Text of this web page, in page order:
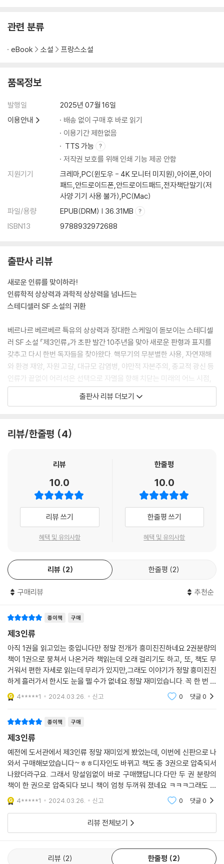
관련 분류
eBook 소설 프랑스소설
품목정보
발행일
2025년 07월 16일
이용안내
배송 없이 구매 후 바로 읽기
이용기간 제한없음
TTS 가능
저작권 보호를 위해 인쇄 기능 제공 안함
지원기기
크레마,PC(윈도우 - 4K 모니터 미지원),아이폰,아이
패드,안드로이드폰,안드로이드패드,전자책단말기(저
사양 기기 사용 불가),PC(Mac)
파일/용량
EPUB(DRM) | 36.31MB
ISBN13
9788932972688
출판사 리뷰
새로운 인류를 맞이하라!
인류학적 상상력과 과학적 상상력을 넘나드는
스테디셀러 SF 소설의 귀환
베르나르 베르베르 특유의 상상력과 장대한 스케일이 돋보이는 스테디셀
러 SF 소설 『제3인류』가 초판 발간 10주년을 맞아 새로운 판형과 표지를
갖추고 다시 한번 독자들을 찾아왔다. 핵무기의 무분별한 사용, 자연재해
와 환경 재앙, 자원 고갈, 대규모 감염병, 야만적 자본주의, 종교적 광신 등
인류가 끝없이 어리석은 선택으로 자멸을 향해 치닫는 미래의 어느 시점,
기상천외한 시도로 그 위기를 넘어서려는 일군의 과학자들이 있다. 그들은
인류가 살아남기 위해서는 생물학적으로 진화해야 한다는 믿음을 갖고 있
으로 나뉘어 있던 책을 각 부에 따라 총 3권으로 합본했다. 본문 또한 그간
현생 인류가 새로운 인류를 만든다면
우리 앞에 벌어질 일은 무엇인가
작품은 시작부터 심상치 않다. 첫머리에서 소설의 시간적 무대를 〈당신이
라는 상대적 시점으로 선언하고, 현 인류가 문명을 이룩한 첫 번째 인류가
아니었다고 선언하며 시작한다. 첫 번째 인류는 키가 17미터에 달하는 초
거인들이었으며, 고도의 문명을 이룩했던 그들이 오늘의 우리, 현재의 인
류를 창조했다는 것이다.
한편, 파리에서는 대통령 직속 비밀 기관의 지원을 받는 과학자들이 황폐
한 환경과 방사능 속에서도 살아남을 신종 인간을 탄생시키려는 비밀 프로
젝트를 추진하고 있다. 진화가 소형화의 방향으로 진행된다고 믿는 생물학
자 다비드 웰스, 여성화가 인류의 미래라고 믿는 내분비학자 오로르 카메
러가 그 연구의 중심에 서 있다. 이들이 탄생시키려 하는 인류는 크기로는
초소형, 성별로는 여성이 대다수인 새로운 인간이다. 이름하여 〈에마슈〉.
초소형 인간을 가리키는 Micro-Humains의 두문자 M(엠), H(아슈)를
프랑스식으로 읽은 작명이다.
베르베르는 이 에마슈들이 인간의 손에 의해 창조된다면 어떤 일이 벌어질
지, 이들의 사회는 어떤 모습일지, 인간과의 관계는 어떻게 될지 거대한 규
모의 상상 세계를 흥미롭게 펼쳐 보인다. 이 에마슈들의 아버지 다비드 웰
스는 베르베르의 대표작 『개미』의 중심인물 에드몽 웰스의 증손자다. 작은
생물의 시각으로 인간을 바라본 작품과 묘한 내적 연결을 만들어 낸 점이
의미심장하게 읽힌다.
유머 속에 담아낸
인류 문명에 대한 반성적 성찰
〈다른 시선으로 인간을 바라보기〉라는 베르베르의 줄기찬 문학적 지향은
이 작품에서도 나타난다. 베르베르는 이 작품 속에서, 여전히 미성숙한 존
출판사 리뷰 더보기
리뷰/한줄평 4
리뷰
10.0
리뷰 쓰기
혜택 및 유의사항
한줄평
10.0
한줄평 쓰기
혜택 및 유의사항
리뷰 2 한줄평 2
구매리뷰 추천순
종이책 구매
제3인류
아직 1권을 읽고있는 중입니다만 정말 전개가 흥미진진하네요.2권분량의
책이 1권으로 뭉쳐서 나온거라 책읽는데 오래 걸리기도 하고, 또, 책도 무
거워서 편한 자세로 읽는데 무리가 있지만,그래도 이야기가 정말 흥미진진
하게 흘러가서 한시도 눈을 뗄 수가 없네요.정말 재미있습니다. 꼭 한 번 읽
어보시길 추천드려요 ㅎㅎ
4*****1 2024.03.26. 신고 0 댓글0
종이책 구매
제3인류
예전에 도서관에서 제3인류 정말 재미있게 봤었는데, 이번에 신판으로 나
와서 구매해보았습니다~ㅎㅎ디자인도 바뀌고 책도 총 3권으로 압축되서
나왔더라구요. 그래서 망설임없이 바로 구매했답니다.다만 두 권 분량의
책이 한 권으로 압축되다 보니 책이 엄청 두꺼워 졌네요 ㅋㅋㅋ그래도 믿
고보는 베르나르 베르베르의 제3인류재밌게 보겠습니다~
4*****1 2024.03.26. 신고 0 댓글0
리뷰 전체보기
리뷰 2 한줄평 2